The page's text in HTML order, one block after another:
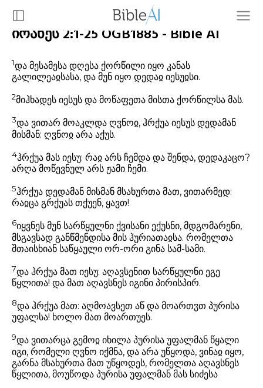
იოანეს 2:1-25 OGB1885 - Bible AI
1და მესამესა დღესა ქორწილი იყო კანას
გალილეაჲსასა, და მუნ იყო დედაჲ იესუჲსი.
2მიჰხადეს იესუს და მოწაფეთა მისთა ქორწილსა მას.
3და ვითარ მოაკლდა ღჳნოჲ, ჰრქუა იესუს დედამან
მისმან: ღჳნოჲ არა აქუს.
4ჰრქუა მას იესუ: რაჲ არს ჩემდა და შენდა, დედაკაცო?
არღა მოწევნულ არს ჟამი ჩემი.
5ჰრქუა დედამან მისმან მსახურთა მათ, ვითარმედ:
რაჲცა გრქუას თქუენ, ყავთ!
6იყვნეს მუნ სარწყულნი ქვისანი ექუსნი, მდგომარენი,
მსგავსად განწმენდისა მის ჰურიათაჲსა. რომელთა
შთაისხიან საწყაული ორ-ორი გინა სამ-სამი.
7და ჰრქუა მათ იესუ: აღავსენით სარწყულნი ეგე
წყლითა! და მათ აღავსნეს იგინი პირისპირ.
8და ჰრქუა მათ: აღმოავსეთ აწ და მოართჳთ პურისა
უფალსა! ხოლო მათ მოართუეს.
9და ვითარცა გემოჲ იხილა პურისა უფალმან წყალი
იგი, რომელი ღჳნო იქმნა, და არა უწყოდა, ვინაჲ იყო,
გარნა მსახურთა მათ უწყოდეს, რომელთა აღავსნეს
წყლითა, მოუწოდა პურისა უფალმან მას სიძესა